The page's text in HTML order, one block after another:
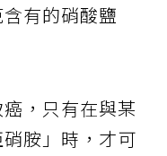
有的硝酸鹽
，只有在與某
胺」時，才可